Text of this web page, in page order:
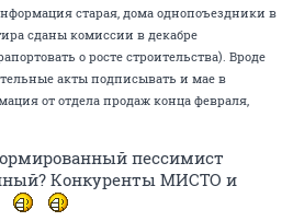
старая, дома однопоъездники в
сданы комиссии в декабре
о росте строительства). Вроде
акты подписывать и мае в
от отдела продаж конца февраля,
пессимист
Конкуренты МИСТО и